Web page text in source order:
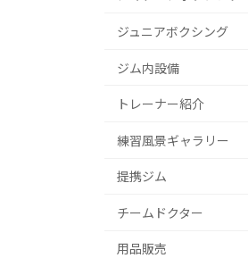
ジュニアボクシング
ジム内設備
トレーナー紹介
練習風景ギャラリー
提携ジム
チームドクター
用品販売